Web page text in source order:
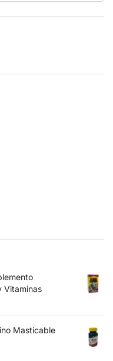
Vitaminas
Masticable